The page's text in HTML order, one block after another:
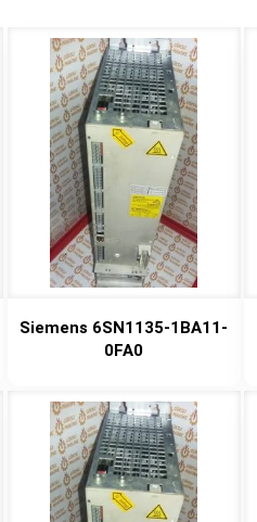
Siemens 6SN1135-1BA11-
0FA0